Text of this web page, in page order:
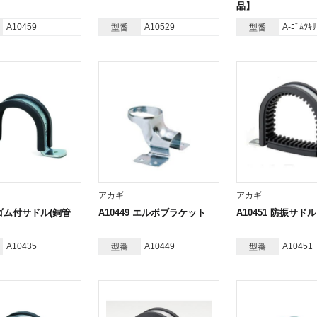
A10459 型番 A10529
品】
型番 A-ｺﾞﾑﾂｷ
ム付サドル(銅管
A10435
アカギ
A10449 エルボブラケット
型番 A10449
アカギ
A10451 防振サドル
型番 A10451